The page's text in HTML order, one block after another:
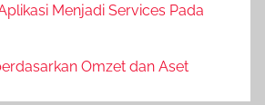
Menjadi Services Pada
Omzet dan Aset